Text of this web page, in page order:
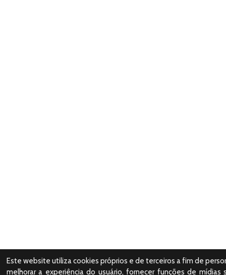
Este website utiliza cookies próprios e de terceiros a fim de
melhorar a experiência do usuário, fornecer funções de mídias